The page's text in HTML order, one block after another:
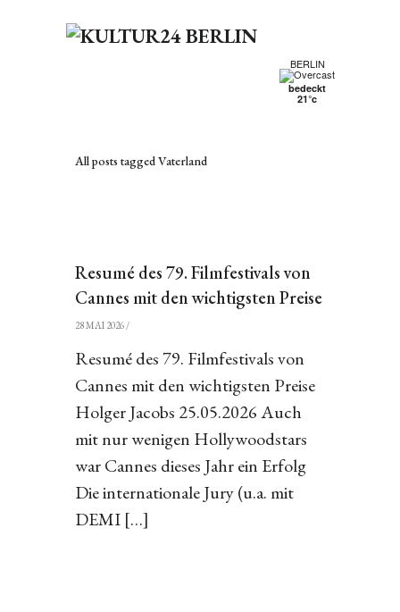
BERLIN
bedeckt
21°c
All posts tagged Vaterland
Resumé des 79. Filmfestivals von
Cannes mit den wichtigsten Preise
28 MAI 2026/
Resumé des 79. Filmfestivals von
Cannes mit den wichtigsten Preise
Holger Jacobs 25.05.2026 Auch
mit nur wenigen Hollywoodstars
war Cannes dieses Jahr ein Erfolg
Die internationale Jury (u.a. mit
DEMI […]